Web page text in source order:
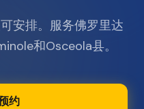
安排。服务佛罗里达
和Osceola县。
约